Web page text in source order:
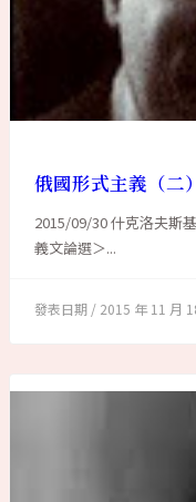
俄國形式主義（二）
2015/09/30 什克洛夫斯
義文論選＞...
2015 年 11 月